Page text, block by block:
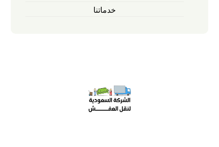
خدماتنا